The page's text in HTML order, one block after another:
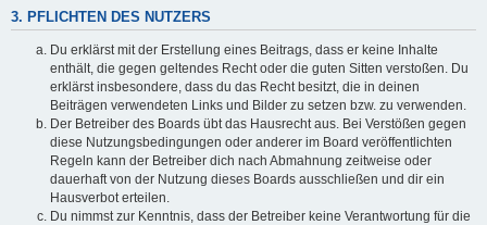
3. PFLICHTEN DES NUTZERS
Du erklärst mit der Erstellung eines Beitrags, dass er keine Inhalte
enthält, die gegen geltendes Recht oder die guten Sitten verstoßen. Du
erklärst insbesondere, dass du das Recht besitzt, die in deinen
Beiträgen verwendeten Links und Bilder zu setzen bzw. zu verwenden.
Der Betreiber des Boards übt das Hausrecht aus. Bei Verstößen gegen
diese Nutzungsbedingungen oder anderer im Board veröffentlichten
Regeln kann der Betreiber dich nach Abmahnung zeitweise oder
dauerhaft von der Nutzung dieses Boards ausschließen und dir ein
Hausverbot erteilen.
Du nimmst zur Kenntnis, dass der Betreiber keine Verantwortung für die